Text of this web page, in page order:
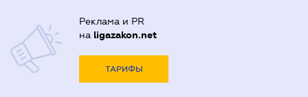
Реклама и PR
на ligazakon.net
ТАРИФЫ